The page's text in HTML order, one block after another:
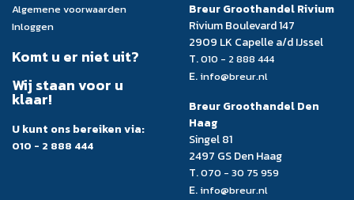
Algemene voorwaarden
Inloggen
Komt u er niet uit?
Wij staan voor u
klaar!
U kunt ons bereiken via:
010 - 2 888 444
Breur Groothandel Rivium
Rivium Boulevard 147
2909 LK Capelle a/d IJssel
T.010 - 2 888 444
E. info@breur.nl
Breur Groothandel Den
Haag
Singel 81
2497 GS Den Haag
T.070 - 30 75 959
E. info@breur.nl